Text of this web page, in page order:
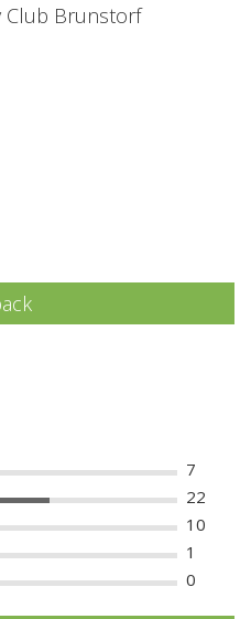
Club Brunstorf
7
22
10
1
0